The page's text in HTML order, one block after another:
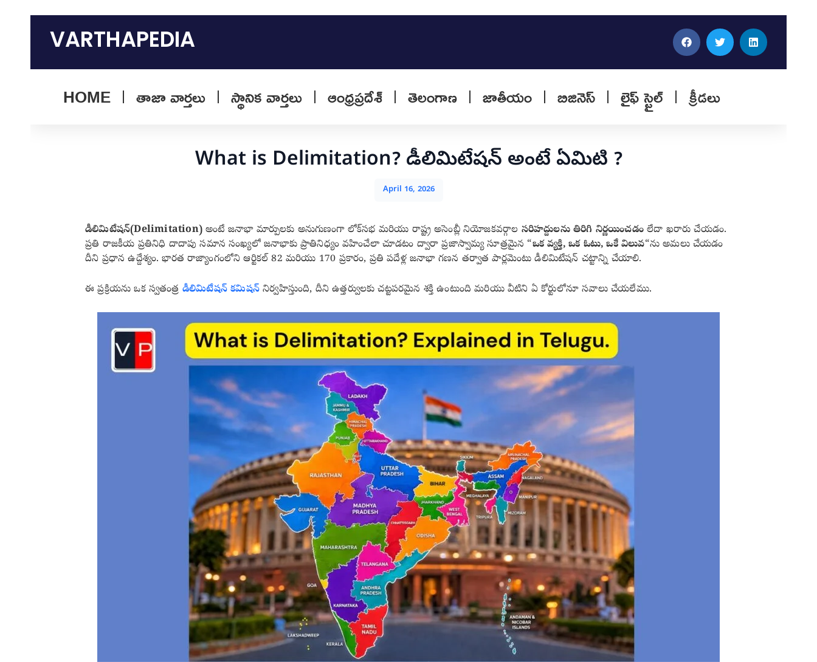
contentVARTHAPEDIA
HOME
తాజా వార్తలు స్థానిక వార్తలు ఆంధ్రప్రదేశ్ తెలంగాణ జాతీయం బిజినెస్ లైఫ్ స్టైల్ క్రీడలు
What is Delimitation? డీలిమిటేషన్ అంటే ఏమిటి ?
April 16, 2026
డీలిమిటేషన్(Delimitation) అంటే జనాభా మార్పులకు అనుగుణంగా లోక్‌సభ మరియు రాష్ట్ర అసెంబ్లీ నియోజకవర్గాల సరిహద్దులను తిరిగి నిర్ణయించడంలేదా ఖరారు చేయడం.
ప్రతి రాజకీయ ప్రతినిధి దాదాపు సమాన సంఖ్యలో జనాభాకు ప్రాతినిధ్యం వహించేలా చూడటం ద్వారా ప్రజాస్వామ్య సూత్రమైన “ఒక వ్యక్తి, ఒక ఓటు, ఒకే విలువ“ను అమలు చేయడం
దీని ప్రధాన ఉద్దేశ్యం. భారత రాజ్యాంగంలోని ఆర్టికల్ 82 మరియు 170 ప్రకారం, ప్రతి పదేళ్ల జనాభా గణన తర్వాత పార్లమెంటు డీలిమిటేషన్ చట్టాన్ని చేయాలి.
ఈ ప్రక్రియను ఒక స్వతంత్ర డీలిమిటేషన్ కమిషన్ నిర్వహిస్తుంది, దీని ఉత్తర్వులకు చట్టపరమైన శక్తి ఉంటుంది మరియు వీటిని ఏ కోర్టులోనూ సవాలు చేయలేము.